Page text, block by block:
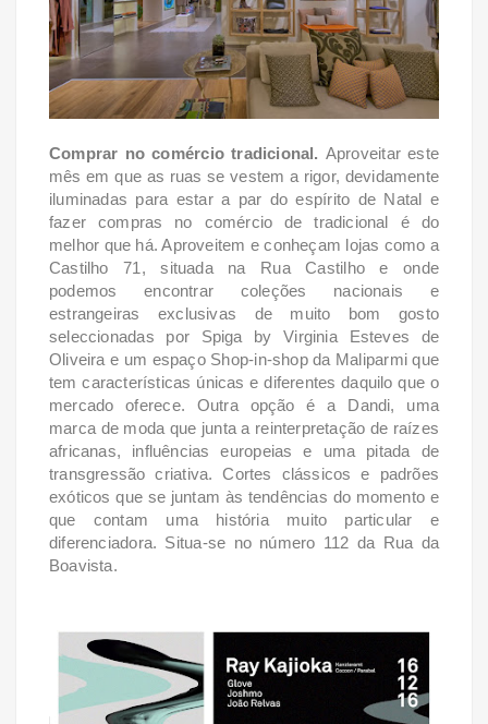
Comprar no comércio tradicional. Aproveitar este
mês em que as ruas se vestem a rigor, devidamente
iluminadas para estar a par do espírito de Natal e
fazer compras no comércio de tradicional é do
melhor que há. Aproveitem e conheçam lojas como a
Castilho 71, situada na Rua Castilho e onde
podemos encontrar coleções nacionais e
estrangeiras exclusivas de muito bom gosto
seleccionadas por Spiga by Virginia Esteves de
Oliveira e um espaço Shop-in-shop da Maliparmi que
tem características únicas e diferentes daquilo que o
mercado oferece. Outra opção é a Dandi, uma
marca de moda que junta a reinterpretação de raízes
africanas, influências europeias e uma pitada de
transgressão criativa. Cortes clássicos e padrões
exóticos que se juntam às tendências do momento e
que contam uma história muito particular e
diferenciadora. Situa-se no número 112 da Rua da
Boavista.